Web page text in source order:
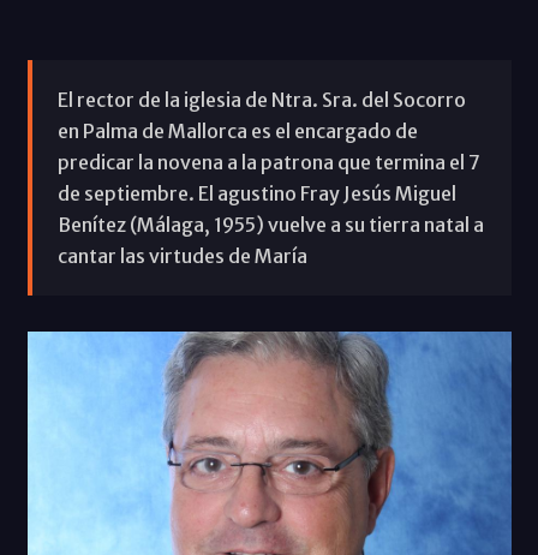
El rector de la iglesia de Ntra. Sra. del Socorro
en Palma de Mallorca es el encargado de
predicar la novena a la patrona que termina el 7
de septiembre. El agustino Fray Jesús Miguel
Benítez (Málaga, 1955) vuelve a su tierra natal a
cantar las virtudes de María